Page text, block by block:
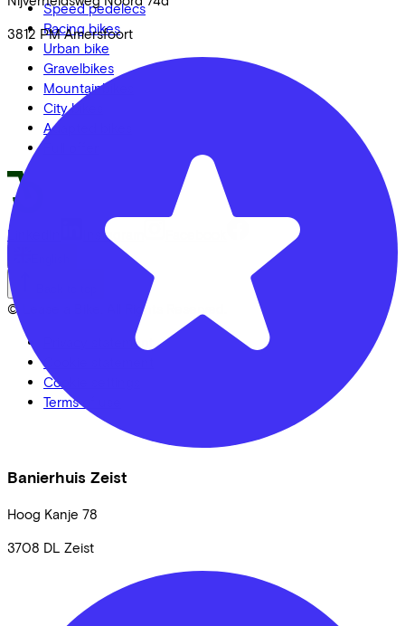
3812 PM Amersfoort
Banierhuis Zeist
Hoog Kanje 78
3708 DL Zeist
Speed pedelecs
Racing bikes
Urban bike
Gravelbikes
Mountainbikes
City bikes
Adapted bikes
LinkedIn Instagram
© Lease a Bike. All Rights Reserved.
Privacy statement
Cookie statement
Cookie settings
Terms of use